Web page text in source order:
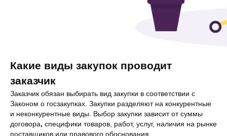
Какие виды закупок проводит
заказчик
Заказчик обязан выбирать вид закупки в соответствии с
Законом о госзакупках. Закупки разделяют на конкурентные
и неконкурентные виды. Выбор закупки зависит от суммы
договора, специфики товаров, работ, услуг, наличия на рынке
поставщиков или правового обоснования.